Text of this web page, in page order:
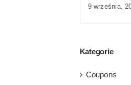
9 września,
Kategorie
Coupons